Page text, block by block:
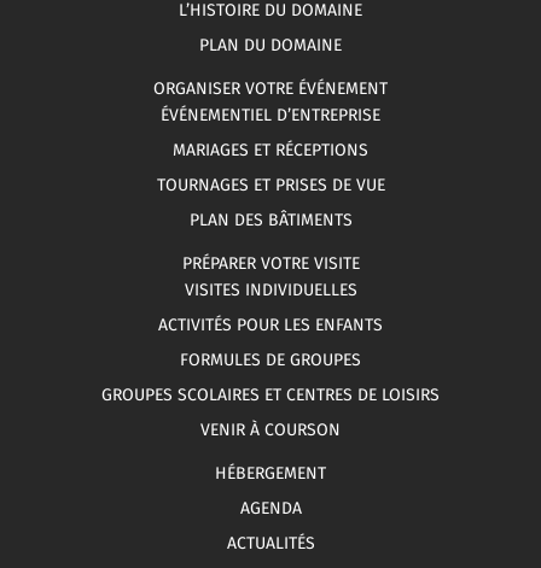
L’HISTOIRE DU DOMAINE
PLAN DU DOMAINE
ORGANISER VOTRE ÉVÉNEMENT
ÉVÉNEMENTIEL D’ENTREPRISE
MARIAGES ET RÉCEPTIONS
TOURNAGES ET PRISES DE VUE
PLAN DES BÂTIMENTS
PRÉPARER VOTRE VISITE
VISITES INDIVIDUELLES
ACTIVITÉS POUR LES ENFANTS
FORMULES DE GROUPES
GROUPES SCOLAIRES ET CENTRES DE LOISIRS
VENIR À COURSON
HÉBERGEMENT
AGENDA
ACTUALITÉS